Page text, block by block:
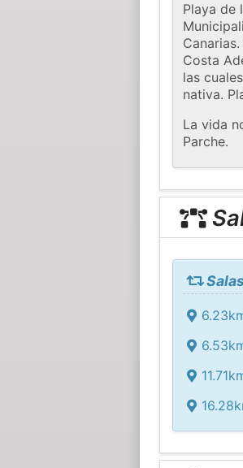
Playa de
Costa
las
nativa.
La vida
Parche.